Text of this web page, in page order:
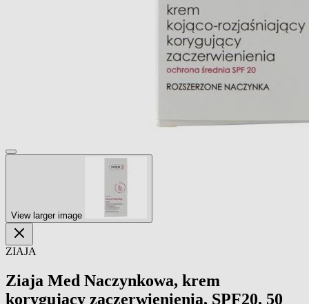
View larger image
ZIAJA
Ziaja Med Naczynkowa, krem
korygujący zaczerwienienia, SPF20, 50